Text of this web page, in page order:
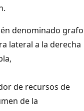
denominado grafo
lateral a la derecha
de recursos de
de la